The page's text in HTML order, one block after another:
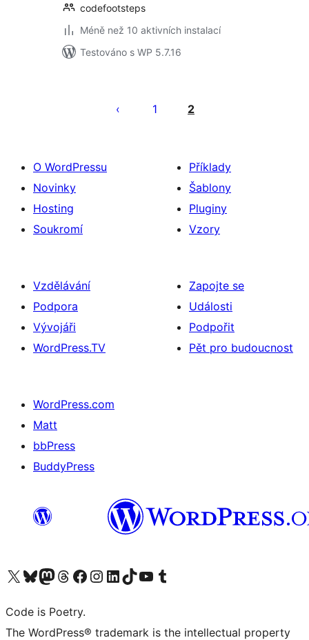
codefootsteps
Méně než 10 aktivních instalací
Testováno s WP 5.7.16
příspěvků
1 2
O WordPressu
Novinky
Hosting
Soukromí
Příklady
Šablony
Pluginy
Vzory
Vzdělávání
Podpora
Vývojáři
WordPress.TV
Zapojte se
Události
Podpořit
Pět pro budoucnost
WordPress.com
Matt
bbPress
BuddyPress
Navštivte náš účet na X (dříve Twitter)
Navštivte náš Bluesky účetNavštivte náš účet Mastodon
Navštivte náš Threads účetNavštivte naši stránku na Facebooku
Navštivte náš Instagram účetNavštivte náš LinkedIn účetNavštivte náš TikTok účetNavštivte náš YouTube kanálNavštivte náš Tumblr účet
Code is Poetry.
The WordPress® trademark is the intellectual property